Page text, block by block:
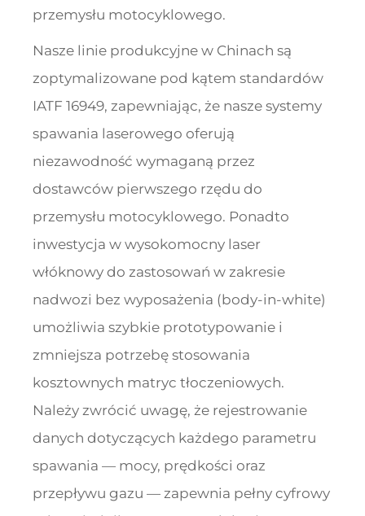
przemysłu motocyklowego.
Nasze linie produkcyjne w Chinach są
zoptymalizowane pod kątem standardów
IATF 16949, zapewniając, że nasze systemy
spawania laserowego oferują
niezawodność wymaganą przez
dostawców pierwszego rzędu do
przemysłu motocyklowego. Ponadto
inwestycja w wysokomocny laser
włóknowy do zastosowań w zakresie
nadwozi bez wyposażenia (body-in-white)
umożliwia szybkie prototypowanie i
zmniejsza potrzebę stosowania
kosztownych matryc tłoczeniowych.
Należy zwrócić uwagę, że rejestrowanie
danych dotyczących każdego parametru
spawania — mocy, prędkości oraz
przepływu gazu — zapewnia pełny cyfrowy